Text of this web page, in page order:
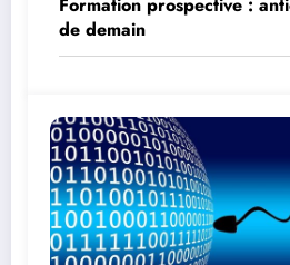
Formation prospective :
de demain